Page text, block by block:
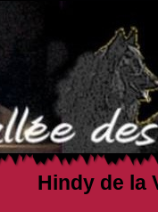
Hindy de la